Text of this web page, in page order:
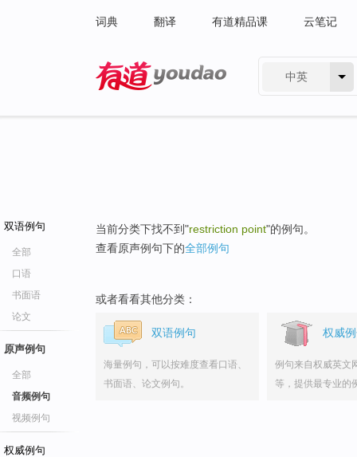
词典 翻译 有道精品课 云笔记
中英
双语例句
全部
口语
书面语
论文
原声例句
全部
音频例句
视频例句
权威例句
当前分类下找不到"restriction point"的例句。
查看原声例句下的全部例句
或者看看其他分类：
双语例句
海量例句，可以按难度查看口语、
书面语、论文例句。
权威
例句来自权威英文
等，提供最专业的